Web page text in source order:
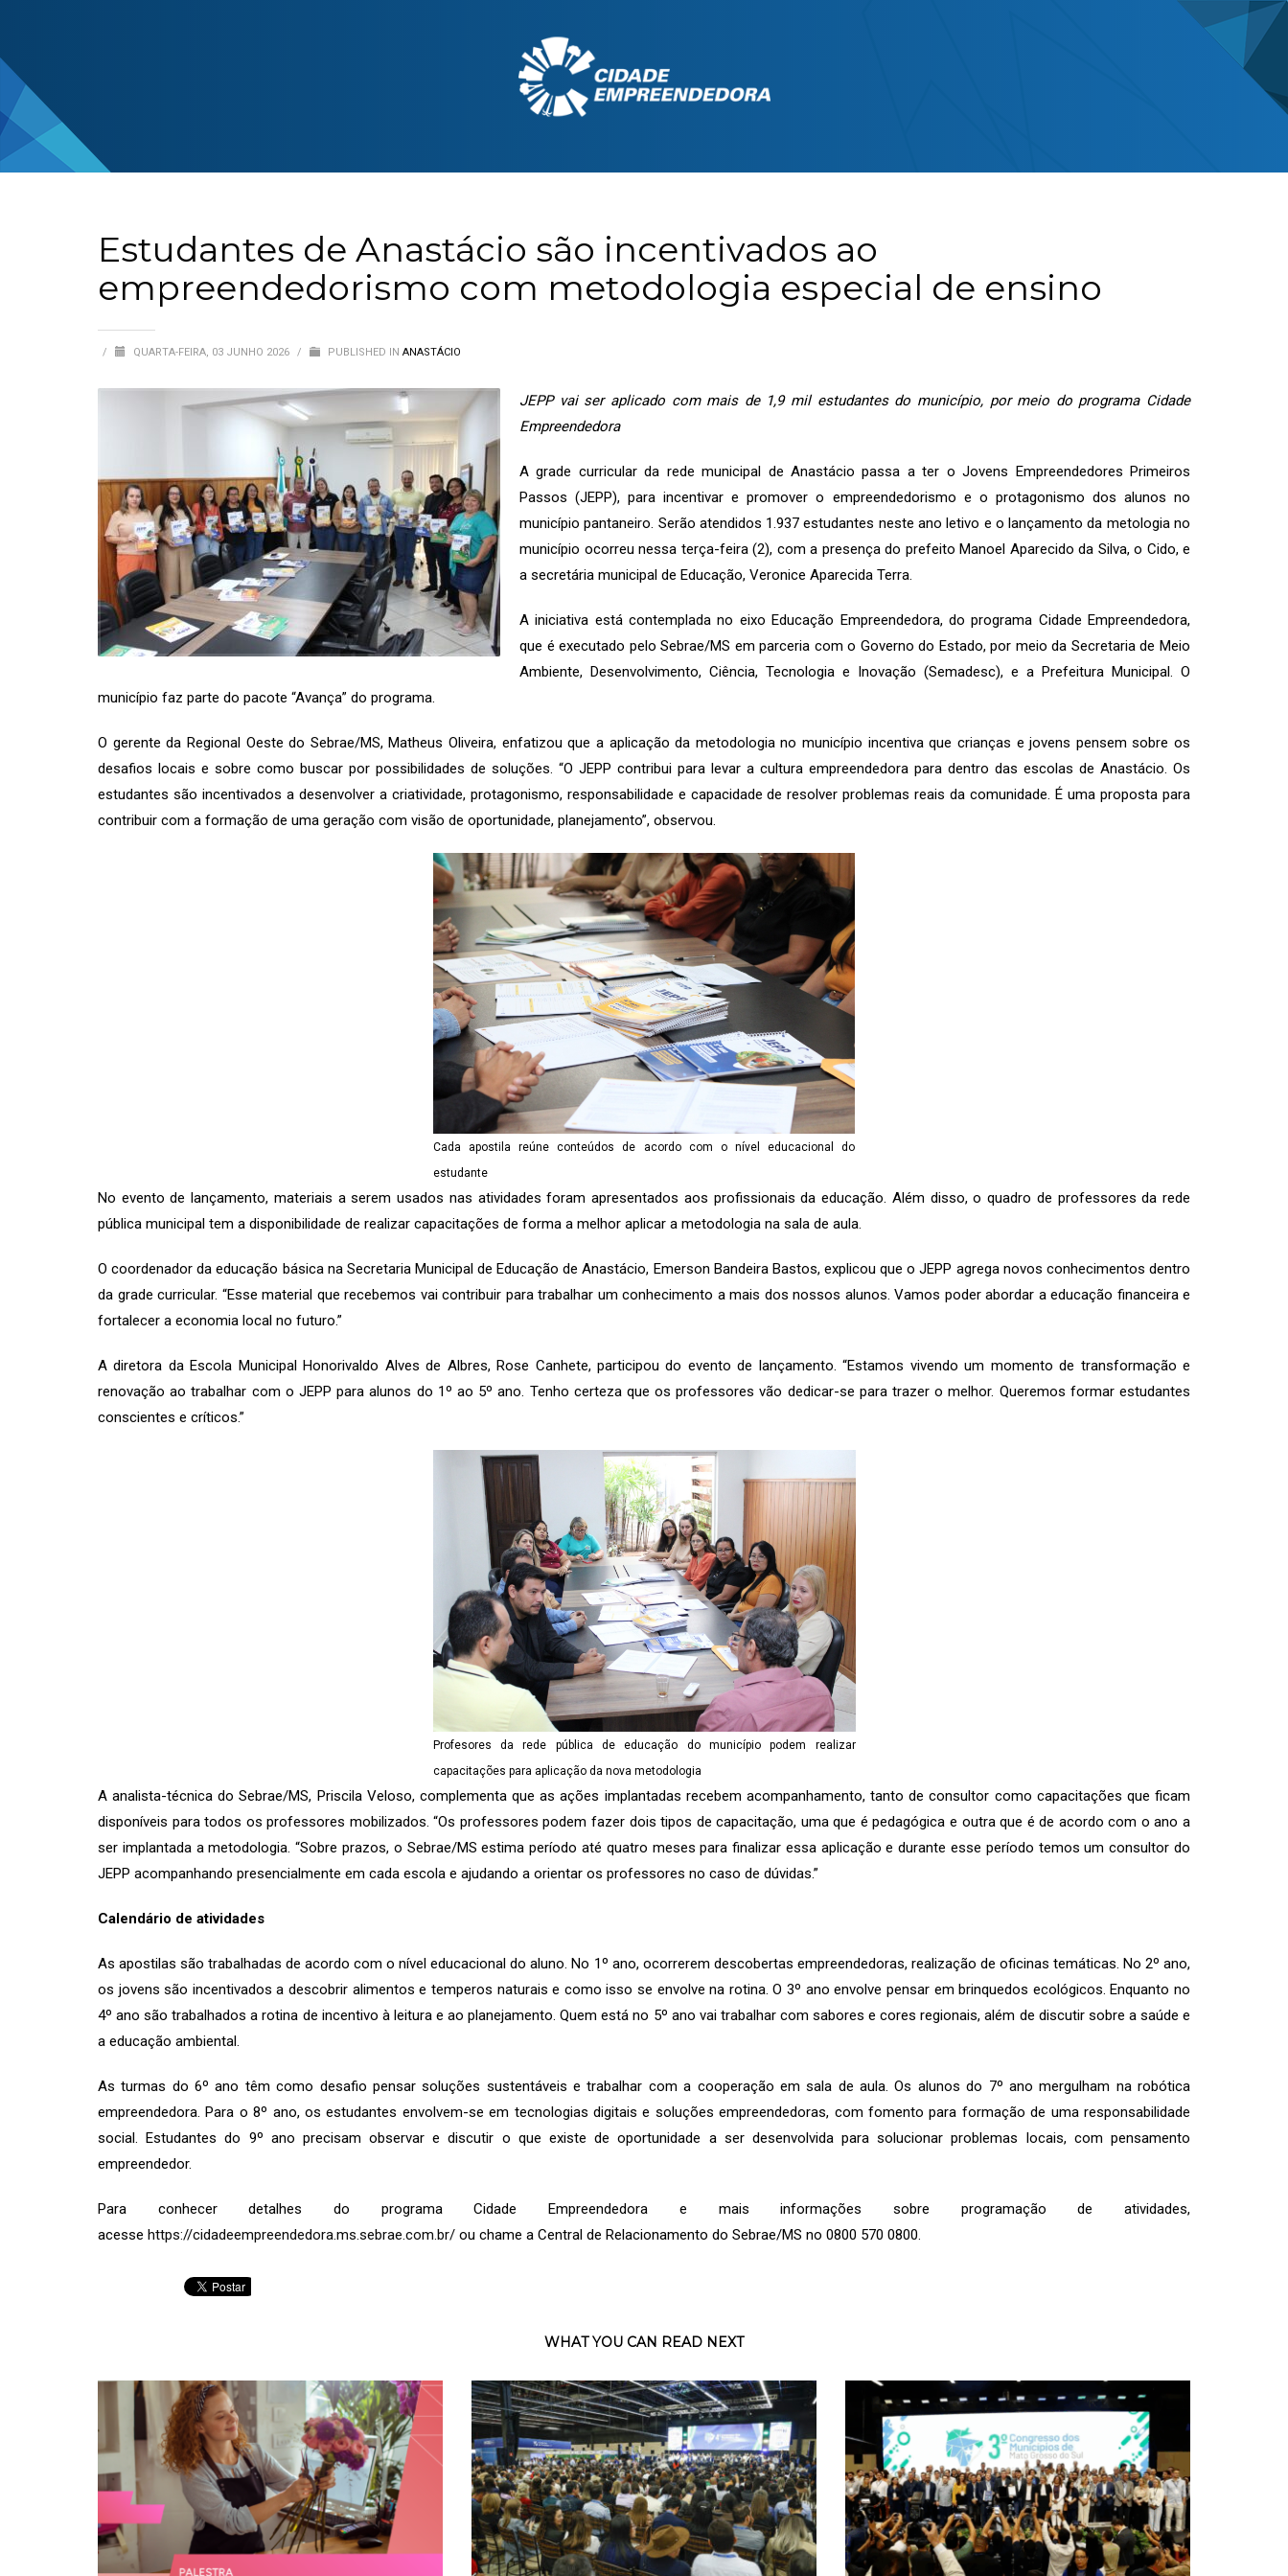
Estudantes de Anastácio são incentivados ao
empreendedorismo com metodologia especial de ensino
/ QUARTA-FEIRA, 03 JUNHO 2026 / PUBLISHED IN ANASTÁCIO
JEPP vai ser aplicado com mais de 1,9 mil estudantes do município, por meio do programa Cidade
Empreendedora
A grade curricular da rede municipal de Anastácio passa a ter o Jovens Empreendedores Primeiros
Passos (JEPP), para incentivar e promover o empreendedorismo e o protagonismo dos alunos no
município pantaneiro. Serão atendidos 1.937 estudantes neste ano letivo e o lançamento da metologia no
município ocorreu nessa terça-feira (2), com a presença do prefeito Manoel Aparecido da Silva, o Cido, e
a secretária municipal de Educação, Veronice Aparecida Terra.
A iniciativa está contemplada no eixo Educação Empreendedora, do programa Cidade Empreendedora,
que é executado pelo Sebrae/MS em parceria com o Governo do Estado, por meio da Secretaria de Meio
Ambiente, Desenvolvimento, Ciência, Tecnologia e Inovação (Semadesc), e a Prefeitura Municipal. O
município faz parte do pacote “Avança” do programa.
O gerente da Regional Oeste do Sebrae/MS, Matheus Oliveira, enfatizou que a aplicação da metodologia no município incentiva que crianças e jovens pensem sobre os
desafios locais e sobre como buscar por possibilidades de soluções. “O JEPP contribui para levar a cultura empreendedora para dentro das escolas de Anastácio. Os
estudantes são incentivados a desenvolver a criatividade, protagonismo, responsabilidade e capacidade de resolver problemas reais da comunidade. É uma proposta para
contribuir com a formação de uma geração com visão de oportunidade, planejamento”, observou.
Cada apostila reúne conteúdos de acordo com o nível educacional do
estudante
No evento de lançamento, materiais a serem usados nas atividades foram apresentados aos profissionais da educação. Além disso, o quadro de professores da rede
pública municipal tem a disponibilidade de realizar capacitações de forma a melhor aplicar a metodologia na sala de aula.
O coordenador da educação básica na Secretaria Municipal de Educação de Anastácio, Emerson Bandeira Bastos, explicou que o JEPP agrega novos conhecimentos dentro
da grade curricular. “Esse material que recebemos vai contribuir para trabalhar um conhecimento a mais dos nossos alunos. Vamos poder abordar a educação financeira e
fortalecer a economia local no futuro.”
A diretora da Escola Municipal Honorivaldo Alves de Albres, Rose Canhete, participou do evento de lançamento. “Estamos vivendo um momento de transformação e
renovação ao trabalhar com o JEPP para alunos do 1º ao 5º ano. Tenho certeza que os professores vão dedicar-se para trazer o melhor. Queremos formar estudantes
conscientes e críticos.”
Profesores da rede pública de educação do município podem realizar
capacitações para aplicação da nova metodologia
A analista-técnica do Sebrae/MS, Priscila Veloso, complementa que as ações implantadas recebem acompanhamento, tanto de consultor como capacitações que ficam
disponíveis para todos os professores mobilizados. “Os professores podem fazer dois tipos de capacitação, uma que é pedagógica e outra que é de acordo com o ano a
ser implantada a metodologia. “Sobre prazos, o Sebrae/MS estima período até quatro meses para finalizar essa aplicação e durante esse período temos um consultor do
JEPP acompanhando presencialmente em cada escola e ajudando a orientar os professores no caso de dúvidas.”
Calendário de atividades
As apostilas são trabalhadas de acordo com o nível educacional do aluno. No 1º ano, ocorrerem descobertas empreendedoras, realização de oficinas temáticas. No 2º ano,
os jovens são incentivados a descobrir alimentos e temperos naturais e como isso se envolve na rotina. O 3º ano envolve pensar em brinquedos ecológicos. Enquanto no
4º ano são trabalhados a rotina de incentivo à leitura e ao planejamento. Quem está no 5º ano vai trabalhar com sabores e cores regionais, além de discutir sobre a saúde e
a educação ambiental.
As turmas do 6º ano têm como desafio pensar soluções sustentáveis e trabalhar com a cooperação em sala de aula. Os alunos do 7º ano mergulham na robótica
empreendedora. Para o 8º ano, os estudantes envolvem-se em tecnologias digitais e soluções empreendedoras, com fomento para formação de uma responsabilidade
social. Estudantes do 9º ano precisam observar e discutir o que existe de oportunidade a ser desenvolvida para solucionar problemas locais, com pensamento
empreendedor.
Para conhecer detalhes do programa Cidade Empreendedora e mais informações sobre programação de atividades,
acesse https://cidadeempreendedora.ms.sebrae.com.br/ ou chame a Central de Relacionamento do Sebrae/MS no 0800 570 0800.
WHAT YOU CAN READ NEXT